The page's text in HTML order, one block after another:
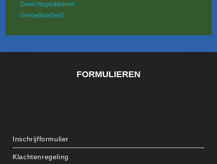
Gewichtsproblemen
Gevoelloosheid
FORMULIEREN
Inschrijfformulier
Klachtenregeling